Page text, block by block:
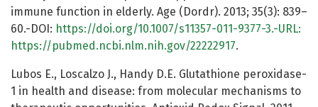
immune function in elderly. Age (Dordr). 2013; 35(3): 839–
60.-DOI: https://doi.org/10.1007/s11357-011-9377-3.-URL:
https://pubmed.ncbi.nlm.nih.gov/22222917.
Lubos E., Loscalzo J., Handy D.E. Glutathione peroxidase-
1 in health and disease: from molecular mechanisms to